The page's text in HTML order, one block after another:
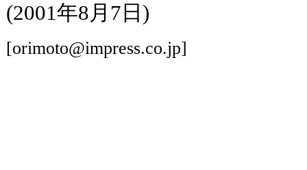
(2001年8月7日)
[orimoto@impress.co.jp]